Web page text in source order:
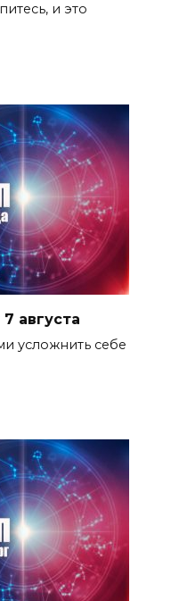
и это
августа
усложнить себе